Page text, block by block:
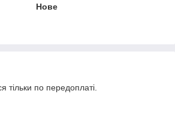
Нове
тільки по передоплаті.